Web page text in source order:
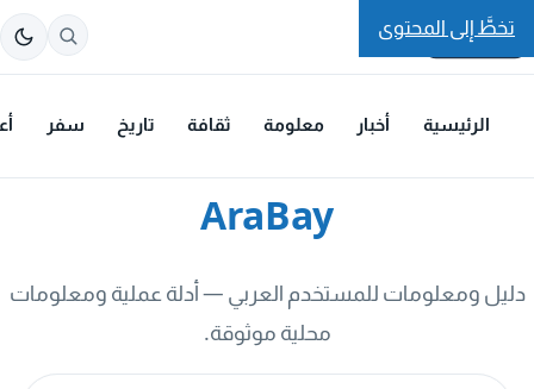
تخطَّ إلى المحتوى
الرئيسية أخبار معلومة ثقافة تاريخ سفر
AraBay
دليل ومعلومات للمستخدم العربي — أدلة عملية ومعلومات
محلية موثوقة.